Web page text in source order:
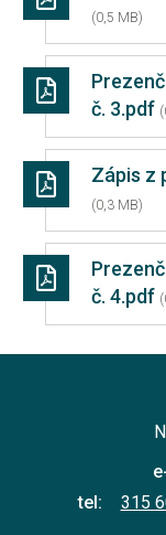
(0,5 MB)
č. 3.pdf
Zápis z
(0,3 MB)
č. 4.pdf
tel:
315